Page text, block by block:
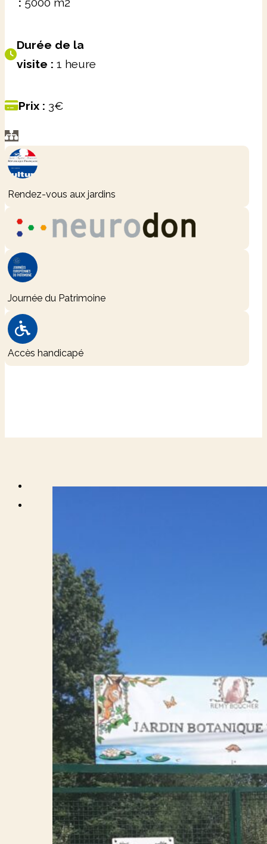
Durée de la
visite : 1 heure
Prix : 3€
+
−
Rendez-vous aux jardins
Journée du Patrimoine
Accès handicapé